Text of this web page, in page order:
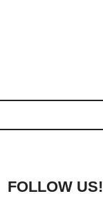
FOLLOW US!